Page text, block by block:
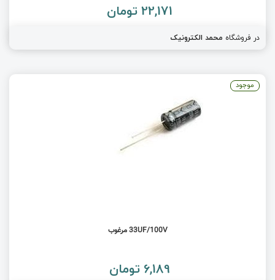
22,171 تومان
در فروشگاه محمد الکترونیک
33UF/100V مرغوب
6,189 تومان
موجود